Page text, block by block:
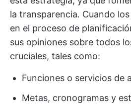
la transparencia. Cuando
en el proceso de
sus opiniones sobre todos
cruciales, tales como:
Funciones o servicios de
Metas, cronogramas y